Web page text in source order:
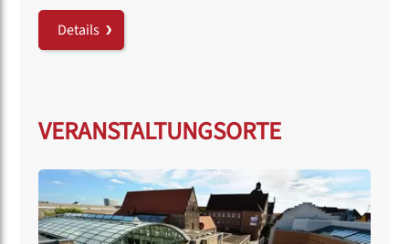
Details
VERANSTALTUNGSORTE